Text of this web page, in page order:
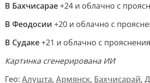
В Бахчисарае+24 и облачно с
В Феодосии +20 и облачно с
В Судаке+21 и облачно с
Картинка сгенерирована ИИ
Гео: Алушта, Армянск, Бахчисарай,